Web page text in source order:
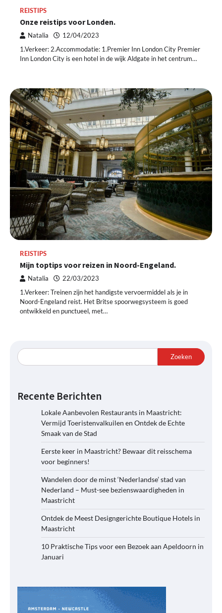
REISTIPS
Onze reistips voor Londen.
Natalia 12/04/2023
1.Verkeer: 2.Accommodatie: 1.Premier Inn London City Premier
Inn London City is een hotel in de wijk Aldgate in het centrum…
REISTIPS
Mijn toptips voor reizen in Noord-Engeland.
Natalia 22/03/2023
1.Verkeer: Treinen zijn het handigste vervoermiddel als je in
Noord-Engeland reist. Het Britse spoorwegsysteem is goed
ontwikkeld en punctueel, met…
Zoeken
Recente Berichten
Lokale Aanbevolen Restaurants in Maastricht:
Vermijd Toeristenvalkuilen en Ontdek de Echte
Smaak van de Stad
Eerste keer in Maastricht? Bewaar dit reisschema
voor beginners!
Wandelen door de minst ‘Nederlandse’ stad van
Nederland – Must-see bezienswaardigheden in
Maastricht
Ontdek de Meest Designgerichte Boutique Hotels in
Maastricht
10 Praktische Tips voor een Bezoek aan Apeldoorn in
Januari